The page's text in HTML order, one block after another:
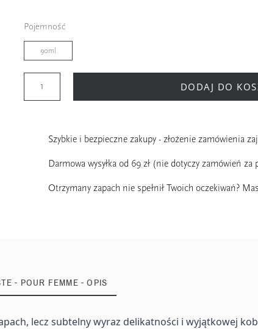
Pojemność
90ml
DODAJ DO
Szybkie i bezpieczne zakupy - złożenie zamówienia
Darmowa wysyłka od 69 zł (nie dotyczy zamówień za
Otrzymany zapach nie spełnił Twoich oczekiwań?
- POUR FEMME - OPIS
lecz subtelny wyraz delikatności i wyjątkowej